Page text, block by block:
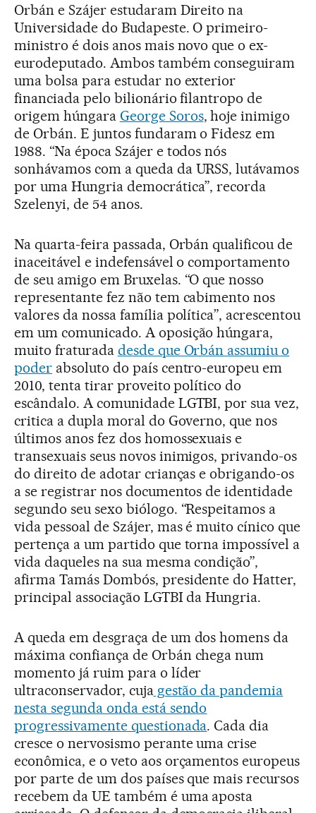
Orbán e Szájer estudaram Direito na
Universidade do Budapeste. O primeiro-
ministro é dois anos mais novo que o ex-
eurodeputado. Ambos também conseguiram
uma bolsa para estudar no exterior
financiada pelo bilionário filantropo de
origem húngara George Soros, hoje inimigo
de Orbán. E juntos fundaram o Fidesz em
1988. “Na época Szájer e todos nós
sonhávamos com a queda da URSS, lutávamos
por uma Hungria democrática”, recorda
Szelenyi, de 54 anos.
Na quarta-feira passada, Orbán qualificou de
inaceitável e indefensável o comportamento
de seu amigo em Bruxelas. “O que nosso
representante fez não tem cabimento nos
valores da nossa família política”, acrescentou
em um comunicado. A oposição húngara,
muito fraturada desde que Orbán assumiu o
poderabsoluto do país centro-europeu em
2010, tenta tirar proveito político do
escândalo. A comunidade LGTBI, por sua vez,
critica a dupla moral do Governo, que nos
últimos anos fez dos homossexuais e
transexuais seus novos inimigos, privando-os
do direito de adotar crianças e obrigando-os
a se registrar nos documentos de identidade
segundo seu sexo biólogo. “Respeitamos a
vida pessoal de Szájer, mas é muito cínico que
pertença a um partido que torna impossível a
vida daqueles na sua mesma condição”,
afirma Tamás Dombós, presidente do Hatter,
principal associação LGTBI da Hungria.
A queda em desgraça de um dos homens da
máxima confiança de Orbán chega num
momento já ruim para o líder
ultraconservador, cujagestão da pandemia
nesta segunda onda está sendo
progressivamente questionada. Cada dia
cresce o nervosismo perante uma crise
econômica, e o veto aos orçamentos europeus
por parte de um dos países que mais recursos
recebem da UE também é uma aposta